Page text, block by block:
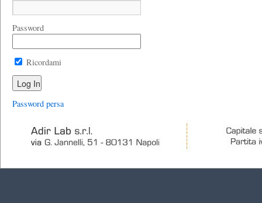
Password
Ricordami
Password persa